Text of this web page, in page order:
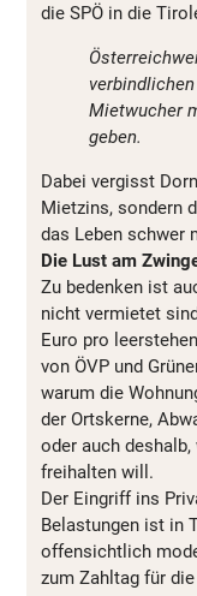
die SPÖ in die
Mietwucher
geben.
Dabei vergisst
Mietzins, sondern
das Leben schwer
Die Lust am
Zu bedenken ist
nicht vermietet
Euro pro
von ÖVP und
warum die
der Ortskerne,
oder auch
freihalten will.
Der Eingriff ins
Belastungen ist in
offensichtlich
zum Zahltag für